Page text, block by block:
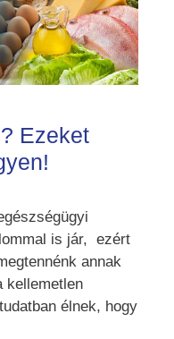
Ezeket
is jár, ezért
annak
kellemetlen
élnek, hogy